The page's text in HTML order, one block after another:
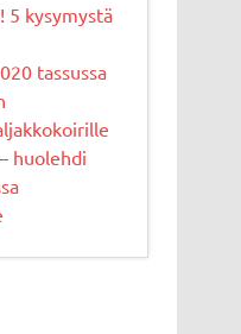
5 kysymystä
tassussa
huolehdi